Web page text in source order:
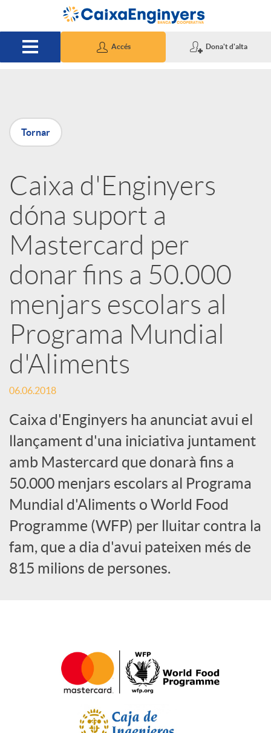
Salta al contingut principal
Accés Dona't d'alta
P
u
b
l
i
c
a
d
o
r
d
e
c
Tornar
Caixa d'Enginyers
dóna suport a
Mastercard per
donar fins a 50.000
menjars escolars al
Programa Mundial
d'Aliments
06.06.2018
Caixa d'Enginyers ha anunciat avui el
llançament d'una iniciativa juntament
amb Mastercard que donarà fins a
50.000 menjars escolars al Programa
Mundial d'Aliments o World Food
Programme (WFP) per lluitar contra la
fam, que a dia d'avui pateixen més de
815 milions de persones.